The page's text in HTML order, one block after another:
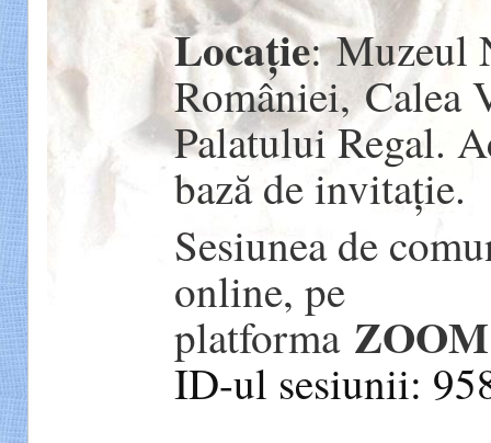
Locație: Muzeul
României, Calea
Palatului Regal.
bază de invitație.
Sesiunea de
online, pe
platforma ZOOM
ID-ul sesiunii: